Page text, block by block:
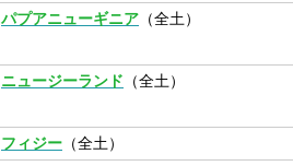
パプアニューギニア （全土）
ニュージーランド （全土）
フィジー （全土）